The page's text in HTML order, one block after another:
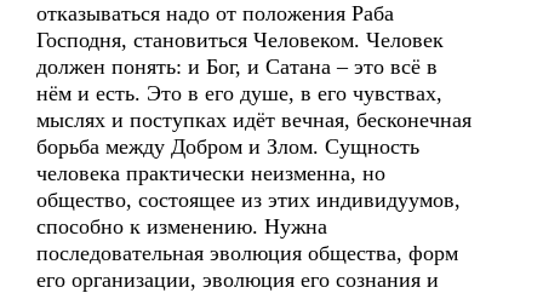
отказываться надо от положения Раба
Господня, становиться Человеком. Человек
должен понять: и Бог, и Сатана – это всё в
нём и есть. Это в его душе, в его чувствах,
мыслях и поступках идёт вечная, бесконечная
борьба между Добром и Злом. Сущность
человека практически неизменна, но
общество, состоящее из этих индивидуумов,
способно к изменению. Нужна
последовательная эволюция общества, форм
его организации, эволюция его сознания и